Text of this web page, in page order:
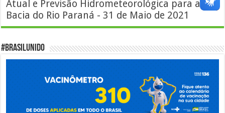
Atual e Previsão Hidrometeorológica para a
Bacia do Rio Paraná - 31 de Maio de 2021
#BrasilUnido